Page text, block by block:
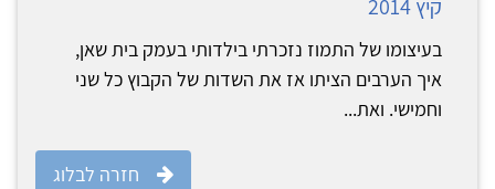
קיץ 2014
בעיצומו של התמוז נזכרתי בילדותי בעמק בית שאן,
איך הערבים הציתו אז את השדות של הקבוץ כל שני
וחמישי. ואת...
חזרה לבלוג